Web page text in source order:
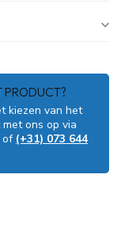
PRODUCT?
kiezen van het
ons op via
of (+31) 073 644